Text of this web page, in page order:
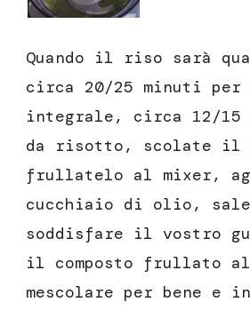
Quando il riso sarà
circa 20/25 minuti
integrale, circa 12/15
da risotto, scolate il
frullatelo al mixer,
cucchiaio di olio, sale
soddisfare il vostro
il composto frullato
mescolare per bene e